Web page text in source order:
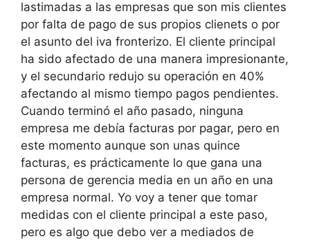
lastimadas a las empresas que son mis clientes
por falta de pago de sus propios clienets o por
el asunto del iva fronterizo. El cliente principal
ha sido afectado de una manera impresionante,
y el secundario redujo su operación en 40%
afectando al mismo tiempo pagos pendientes.
Cuando terminó el año pasado, ninguna
empresa me debía facturas por pagar, pero en
este momento aunque son unas quince
facturas, es prácticamente lo que gana una
persona de gerencia media en un año en una
empresa normal. Yo voy a tener que tomar
medidas con el cliente principal a este paso,
pero es algo que debo ver a mediados de